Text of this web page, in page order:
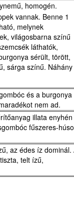
homogén.
vannak. Benne 1
melynek
világosbarna színű
láthatók,
sérült, törött,
sárga színű. Náhány
és a burgonya
nem ad.
illata enyhén
fűszeres-
az édes íz dominál.
telt ízű,